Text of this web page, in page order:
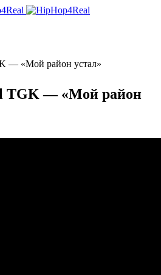
— «Мой район устал»
TGK — «Мой район